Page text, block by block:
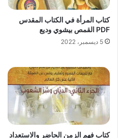
كتاب المرأة في الكتاب المقدس
PDF القمص بيشوي وديع
5 ديسمبر، 2022
كتاب فهم الزمن الحاضر والاستعداد